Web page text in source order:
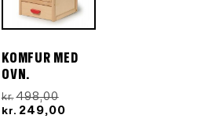
KOMFUR MED
OVN.
kr. 498,00Den
oprindelige
kr. 249,00Den